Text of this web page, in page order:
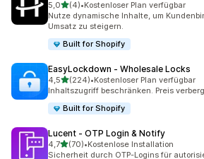
5,0von 5 Sternen
(4)
4 Rezensionen insgesamt
•Kostenloser Plan verfügbar
Nutze dynamische Inhalte, um
Umsatz zu steigern.
Built for Shopify
EasyLockdown ‑ Wholesale Locks
4,5von 5 Sternen
(224)
224 Rezensionen insgesamt
•Kostenloser Plan verfügbar
Inhaltszugriff beschränken. Preis
Built for Shopify
Lucent ‑ OTP Login & Notify
4,7von 5 Sternen
(70)
70 Rezensionen insgesamt
•Kostenlose Installation
Sicherheit durch OTP-Logins für